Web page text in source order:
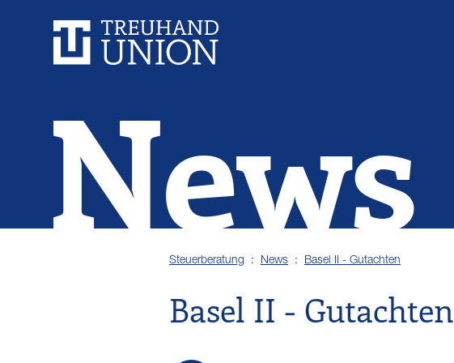
News
Steuerberatung News Basel II - Gutachten
Basel II - Gutachten